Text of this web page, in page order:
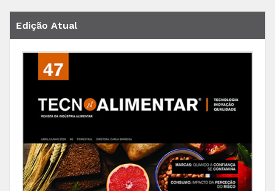
Edição Atual